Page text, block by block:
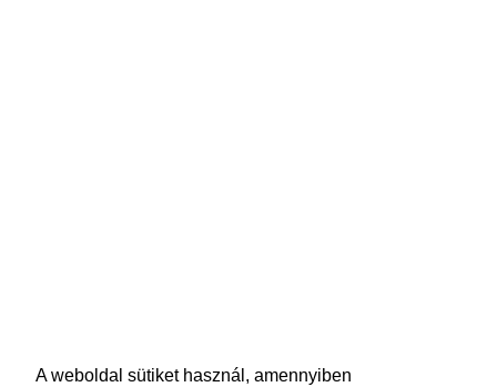
A weboldal sütiket használ, amennyiben